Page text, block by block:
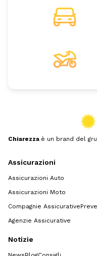
Chiarezza è un brand del
Assicurazioni
Assicurazioni Auto
Assicurazioni Moto
Compagnie Assicurative
Agenzie Assicurative
Notizie